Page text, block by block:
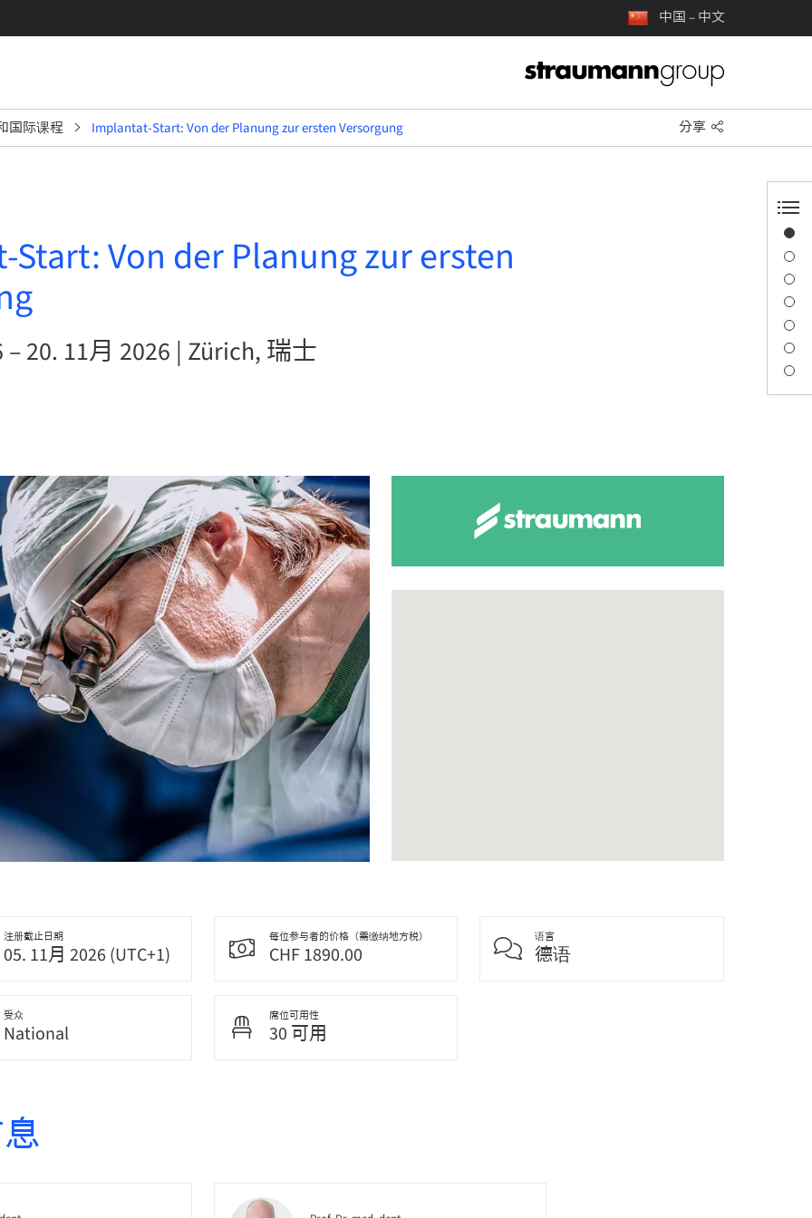
中国 – 中文
国际课程 Implantat-Start: Von der Planung zur ersten Versorgung 分享
Von der Planung zur ersten
– 20. 11月 2026 | Zürich, 瑞士
注册截止日期
05. 11月 2026 (UTC+1)
每位参与者的价格（需缴纳地方税）
CHF 1890.00
语言
德语
受众
National
席位可用性
30 可用